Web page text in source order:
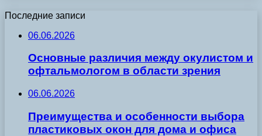
Последние записи
06.06.2026
Основные различия между окулистом и
офтальмологом в области зрения
06.06.2026
Преимущества и особенности выбора
пластиковых окон для дома и офиса